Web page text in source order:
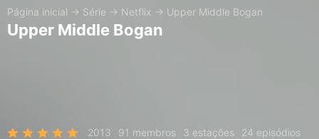
Página inicial → Série → Netflix → Upper Middle Bogan
Upper Middle Bogan
2013 91 membros 3 estações 24 episódios